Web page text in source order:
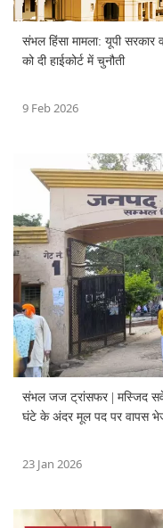
संभल हिंसा मामला: यूपी
को दी हाईकोर्ट में चुनौती
9 Feb 2026
संभल जज ट्रांसफर | मस्जिद
घंटे के अंदर मूल पद पर वापस
23 Jan 2026